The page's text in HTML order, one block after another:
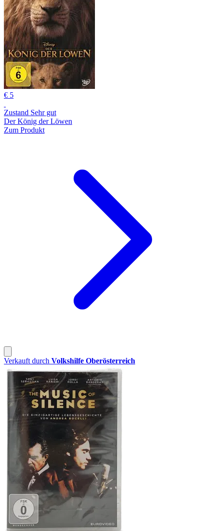
€ 5
Zustand Sehr gut
Der König der Löwen
Zum Produkt
Verkauft durch Volkshilfe Oberösterreich